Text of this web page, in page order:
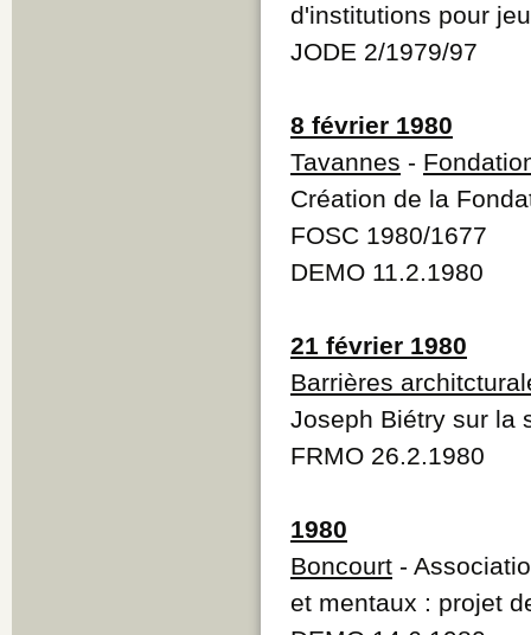
d'institutions pour
JODE 2/1979/97
8 février 1980
Tavannes -
Création de la
FOSC 1980/1677
DEMO 11.2.1980
21 février 1980
Barrières
Joseph Biétry sur la
FRMO 26.2.1980
1980
Boncourt -
et mentaux : projet